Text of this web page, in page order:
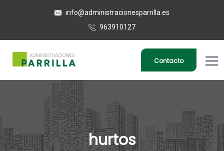
info@administracionesparrilla.es
963910127
Contacto
hurtos